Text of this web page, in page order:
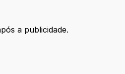
a publicidade.